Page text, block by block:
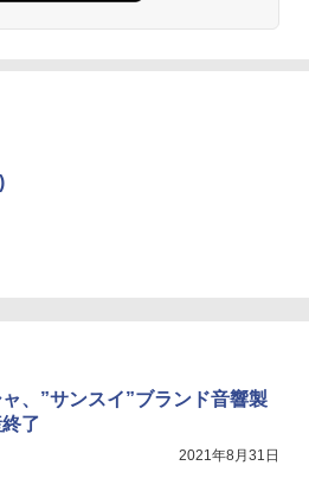
ャ、”サンスイ”ブランド音響製
了
2021年8月31日